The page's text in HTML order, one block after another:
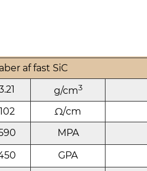
af fast SiC
g/cm3
102
Ω/cm
MPA
GPA